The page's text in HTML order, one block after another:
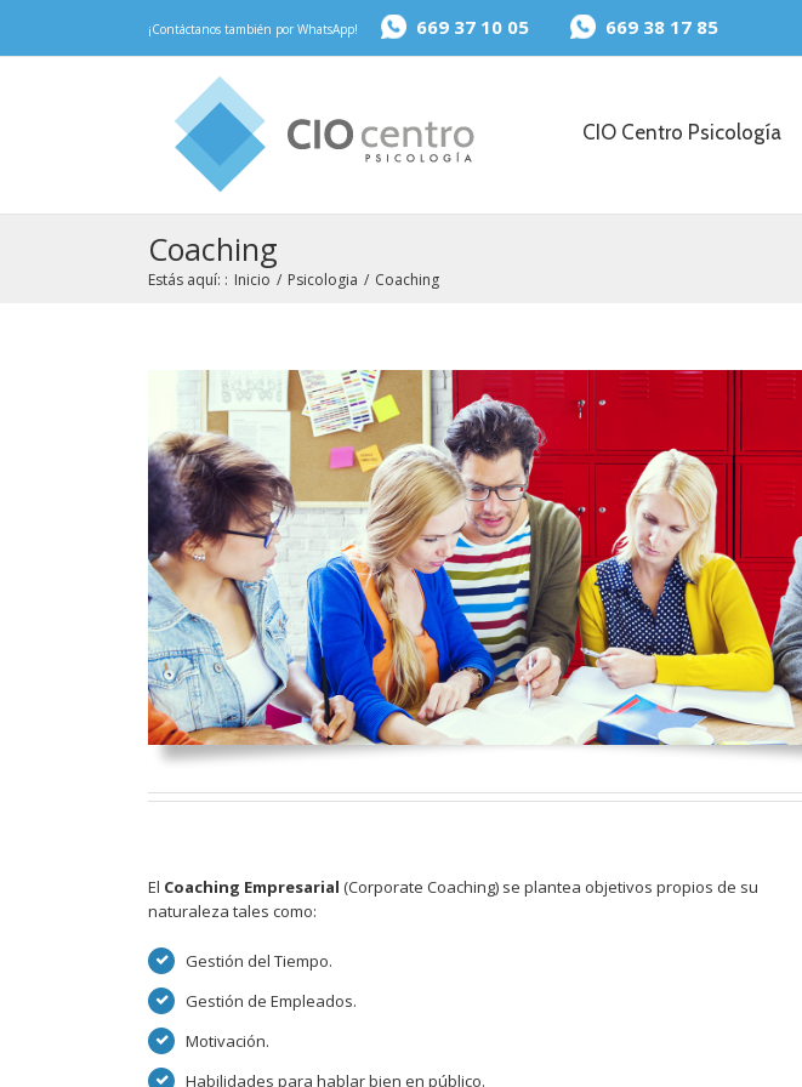
¡Contáctanos también por WhatsApp! 669 37 10 05 669 38 17 85
CIO Centro Psicología
Coaching
Estás aquí: : Inicio / Psicologia / Coaching
El Coaching Empresarial (Corporate Coaching) se plantea objetivos propios de su
naturaleza tales como:
Gestión del Tiempo.
Gestión de Empleados.
Motivación.
Habilidades para hablar bien en público.